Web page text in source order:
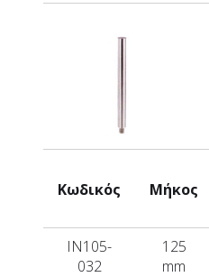
Κωδικός Μήκος
IN105-
032
125
mm